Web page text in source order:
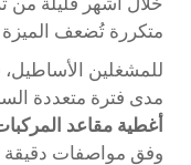
متكررة تُضعف الميزة
للمشغلين الأساطيل،
مدى فترة متعددة
أغطية مقاعد
وفق مواصفات دقيقة